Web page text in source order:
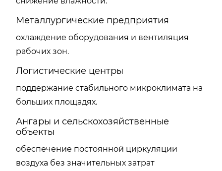
Металлургические предприятия
охлаждение оборудования и вентиляция
рабочих зон.
Логистические центры
поддержание стабильного микроклимата на
больших площадях.
Ангары и сельскохозяйственные
объекты
обеспечение постоянной циркуляции
воздуха без значительных затрат